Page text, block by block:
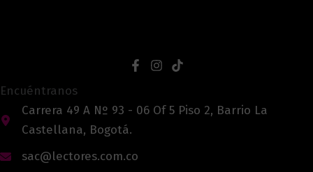
Encuéntranos
Carrera 49 A Nº 93 - 06 Of 5 Piso 2, Barrio La
Castellana, Bogotá.
sac@lectores.com.co